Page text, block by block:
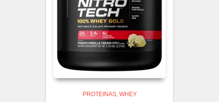
PROTEINAS WHEY